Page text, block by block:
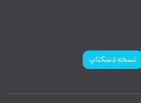
نسخه دسکتاپ